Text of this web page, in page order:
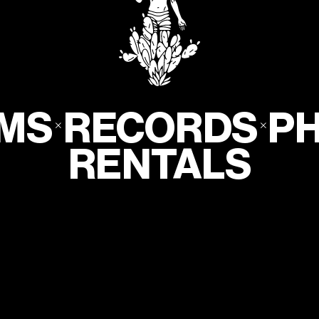
NEWSLETTER
NUEVOS FILMES, RECORDS Y MUCHO MÁS
DIRECTO A TU BANDEJA DE ENTRADA
GENEREMOS COMUNIDADRECORDS
RENTALS